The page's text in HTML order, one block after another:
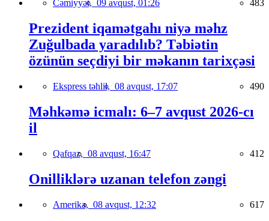
Cəmiyyət, 09 avqust, 01:26 483
Prezident iqamətgahı niyə məhz
Zuğulbada yaradılıb? Təbiətin
özünün seçdiyi bir məkanın tarixçəsi
Ekspress təhlil, 08 avqust, 17:07 490
Məhkəmə icmalı: 6–7 avqust 2026-cı
il
Qafqaz, 08 avqust, 16:47 412
Onilliklərə uzanan telefon zəngi
Amerika, 08 avqust, 12:32 617